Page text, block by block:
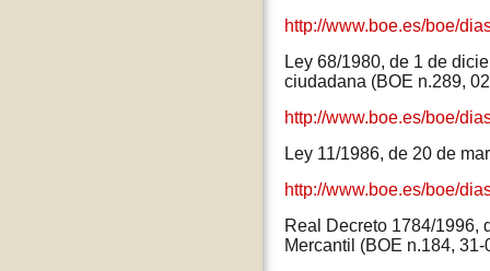
http://www.boe.es/boe/
Ley 68/1980, de 1 de
ciudadana (BOE n.289,
http://www.boe.es/boe/
Ley 11/1986, de 20 de
http://www.boe.es/boe/
Real Decreto 1784/1996,
Mercantil (BOE n.184, 31-